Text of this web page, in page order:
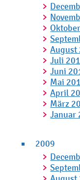
August
Juli
Juni
Mai
April
März
Januar
2009